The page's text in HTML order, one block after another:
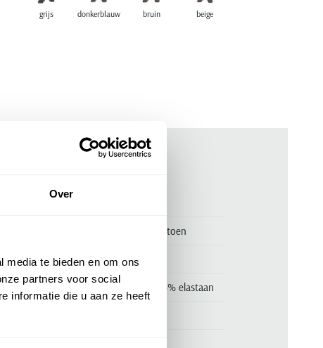
Over
media te bieden en om ons
partners voor social
informatie die u aan ze heeft
grijs donkerblauw bruin beige
Brax Pantalon 5-p blauw effen katoen
Brax
75% katoen, 20% polyamide en 5% elastaan